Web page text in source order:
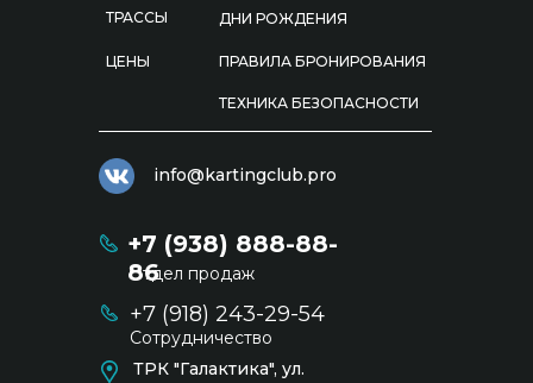
ТРК "Галактика", ул.
+7 (938) 888-88-
86
+7 (918) 243-29-54
info@kartingclub.pro
Сотрудничество
Отдел продаж
ЦЕНЫ
ТРАССЫ
ПРАВИЛА БРОНИРОВАНИЯ
ДНИ РОЖДЕНИЯ
ТЕХНИКА БЕЗОПАСНОСТИ